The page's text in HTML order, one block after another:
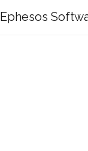
Ephesos